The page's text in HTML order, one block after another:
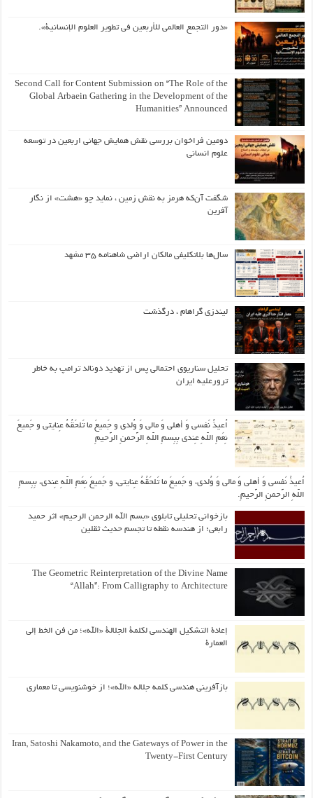
«دور التجمع العالمي للأربعين في تطوير العلوم الإنسانية».
Second Call for Content Submission on “The Role of the
Global Arbaein Gathering in the Development of the
Humanities” Announced
دومین فراخوان بررسی نقش همایش جهانی اربعین در توسعه
علوم انسانی
شگفت آن‌که هرمز به نقش زمین ، نماید چو «هشت» از نگار
آفرین
سال‌ها بلاتکلیفی مالکان اراضی شاهنامه ۳۵ مشهد
لیندزی گراهام ، درگذشت
تحلیل سناریوی احتمالی پس از تهدید دونالد ترامپ به خاطر
ترورعلیه ایران
اُعیذُ نَفسی وَ أهلی وَ مالی وَ وُلدی و جَمیعَ ما تَلحَقُهُ عِنایتی و جَمیعَ
نِعَمِ اللّهِ عِندی بِبِسمِ اللّهِ الرَّحمنِ الرَّحیمِ
اُعیذُ نَفسی وَ أهلی وَ مالی وَ وُلدی، و جَمیعَ ما تَلحَقُهُ عِنایتی، و جَمیعَ نِعَمِ اللّهِ عِندی، بِبِسمِ
اللّهِ الرَّحمنِ الرَّحیمِ.
بازخوانی تحلیلی تابلوی «بسم الله الرحمن الرحیم» اثر حمید
رابعی؛ از هندسه نقطه تا تجسم حدیث ثقلین
The Geometric Reinterpretation of the Divine Name
“Allah”: From Calligraphy to Architecture
إعادة التشكيل الهندسي لكلمة الجلالة «الله»؛ من فن الخط إلى
العمارة
بازآفرینی هندسی کلمه جلاله «الله»؛ از خوشنویسی تا معماری
Iran, Satoshi Nakamoto, and the Gateways of Power in the
Twenty-First Century